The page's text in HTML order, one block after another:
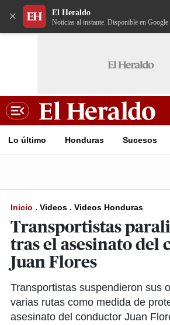
× El Heraldo
Noticias al instante. Disponible en
Lo último Honduras Sucesos
Inicio . Videos . Videos Honduras
Transportistas
tras el asesinato del
Juan Flores
Transportistas suspendieron sus
varias rutas como medida de
asesinato del conductor Juan